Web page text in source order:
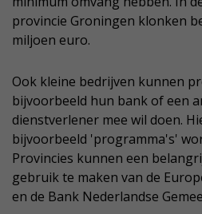
provincie Groningen klonken
miljoen euro.
Ook kleine bedrijven kunnen
bijvoorbeeld hun bank of een
dienstverlener mee wil doen.
bijvoorbeeld 'programma's'
Provincies kunnen een
gebruik te maken van de
en de Bank Nederlandse